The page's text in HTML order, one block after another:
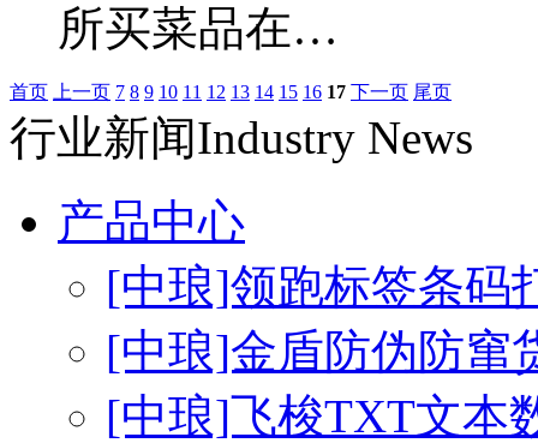
所买菜品在…
首页 上一页 7 8 9 10 11 12 13 14 15 16 17 下一页 尾页
行业新闻Industry News
产品中心
[中琅]领跑标签条码
[中琅]金盾防伪防窜
[中琅]飞梭TXT文本